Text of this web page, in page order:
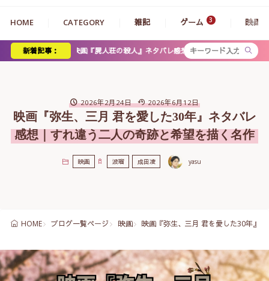
HOME CATEGORY 雑記 ゲーム 映画
新着記事：
『屍人荘の殺人』ネタバレ感想。ミステリーとゾンビの衝撃展開、神木・浜辺
2026年2月24日 2026年6月12日
映画『弥生、三月 君を愛した30年』ネタバレ
感想｜すれ違う二人の奇跡と希望を描く名作
映画 波瑠 成田凌 yasu
HOME ブログ一覧ページ 映画 映画『弥生、三月 君を愛した30年』